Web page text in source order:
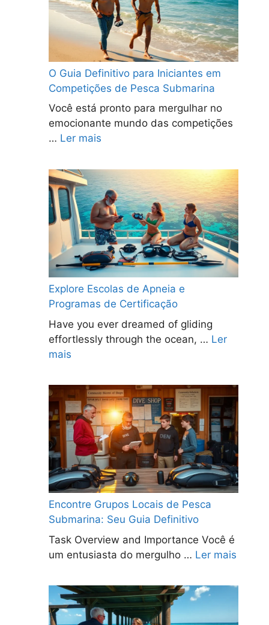
O Guia Definitivo para Iniciantes em
Competições de Pesca Submarina
Você está pronto para mergulhar no
emocionante mundo das competições
… Ler mais
Explore Escolas de Apneia e
Programas de Certificação
Have you ever dreamed of gliding
effortlessly through the ocean, … Ler
mais
Encontre Grupos Locais de Pesca
Submarina: Seu Guia Definitivo
Task Overview and Importance Você é
um entusiasta do mergulho … Ler mais